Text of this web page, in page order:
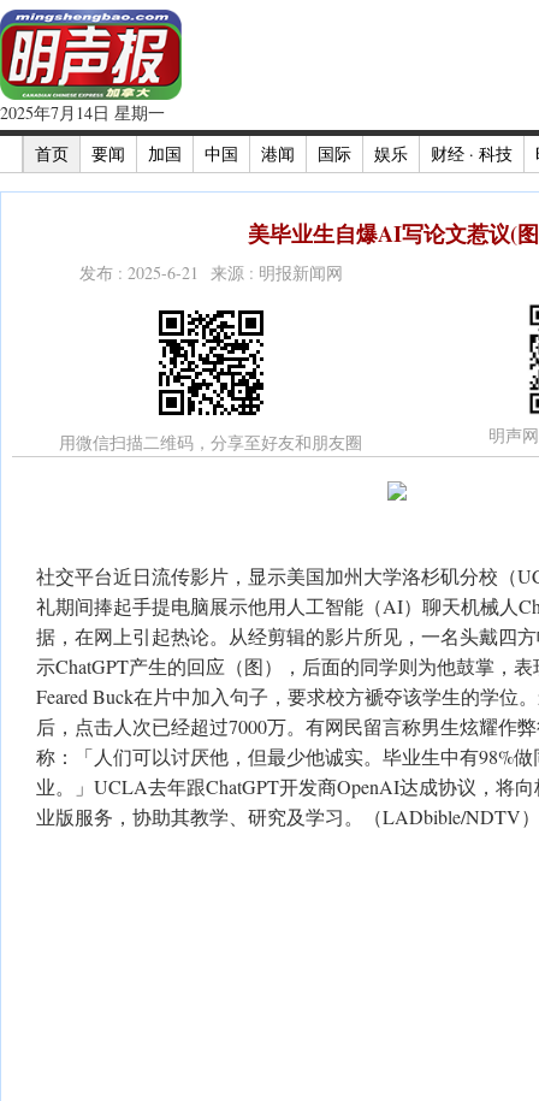
2025年7月14日 星期一
首页
要闻 加国 中国 港闻 国际 娱乐 财经 · 科技
美毕业生自爆AI写论文惹议(
发布 : 2025-6-21 来源 : 明报新闻网
用微信扫描二维码，分享至好友和朋友圈 明声
社交平台近日流传影片，显示美国加州大学洛杉矶分校（
礼期间捧起手提电脑展示他用人工智能（AI）聊天机械人
据，在网上引起热论。从经剪辑的影片所见，一名头戴四
示ChatGPT产生的回应（图），后面的同学则为他鼓掌，
Feared Buck在片中加入句子，要求校方褫夺该学生的学位
后，点击人次已经超过7000万。有网民留言称男生炫耀作
称：「人们可以讨厌他，但最少他诚实。毕业生中有98%
业。」UCLA去年跟ChatGPT开发商OpenAI达成协议，将
业版服务，协助其教学、研究及学习。（LADbible/NDTV）